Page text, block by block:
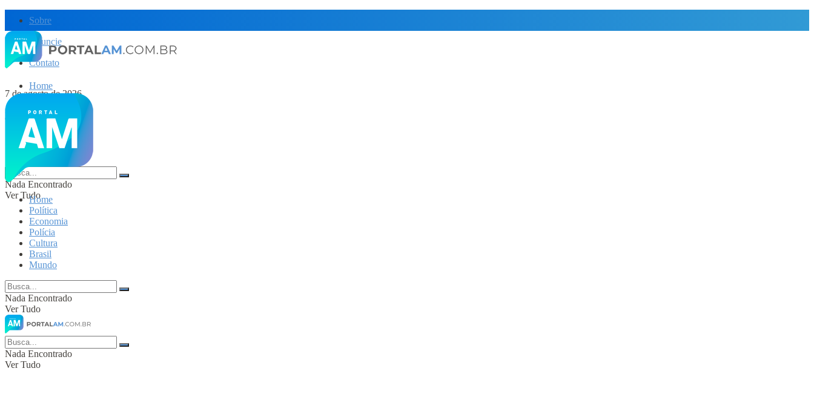
Sobre
Anuncie
Contato
7 de agosto de 2026
Dólar Hoje
Home
Política
Polícia
Cultura
Brasil
Mundo
Nada Encontrado
Ver TudoHome
Política
Economia
Polícia
Cultura
Brasil
Mundo
Nada Encontrado
Ver Tudo
Nada Encontrado
Ver Tudo